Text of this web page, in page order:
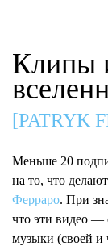
Клипы
[PATRYK
Меньше 20
на то, что
Ферраро. При
что эти видео —
музыки (своей и